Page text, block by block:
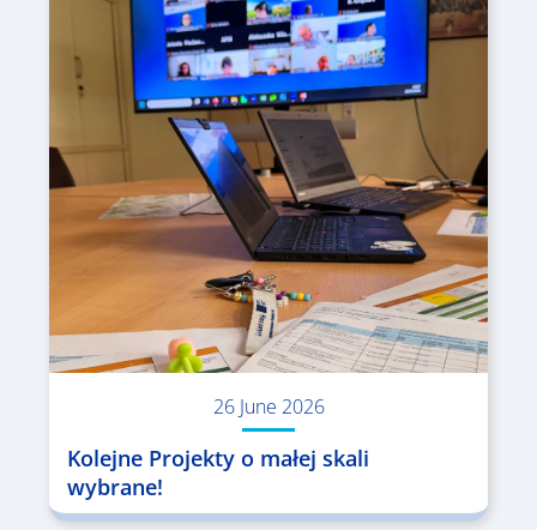
26 June 2026
Kolejne Projekty o małej skali
wybrane!